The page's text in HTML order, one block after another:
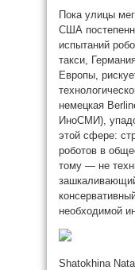
Пока улицы
США
испытаний
такси,
Европы,
немецкая
ИноСМИ),
этой сфере:
роботов в
тому — не
необходимой
Shatokhina